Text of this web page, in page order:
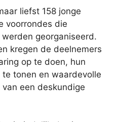
liefst 158 jonge
voorrondes die
georganiseerd.
kregen de deelnemers
op te doen, hun
tonen en waardevolle
een deskundige